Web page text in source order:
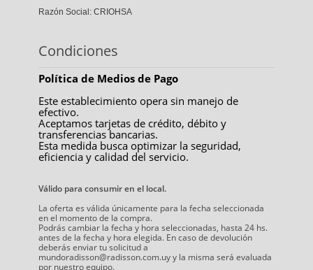
Razón Social: CRIOHSA
Condiciones
Política de Medios de Pago
Este establecimiento opera sin manejo de
efectivo.
Aceptamos tarjetas de crédito, débito y
transferencias bancarias.
Esta medida busca optimizar la seguridad,
eficiencia y calidad del servicio.
Válido para consumir en el local.
La oferta es válida únicamente para la fecha seleccionada
en el momento de la compra.
Podrás cambiar la fecha y hora seleccionadas, hasta 24 hs.
antes de la fecha y hora elegida. En caso de devolución
deberás enviar tu solicitud a
mundoradisson@radisson.com.uy y la misma será evaluada
por nuestro equipo.